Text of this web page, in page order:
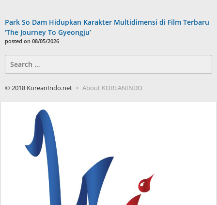
Park So Dam Hidupkan Karakter Multidimensi di Film Terbaru
‘The Journey To Gyeongju’
posted on 08/05/2026
for:
© 2018 KoreanIndo.net About KOREANINDO